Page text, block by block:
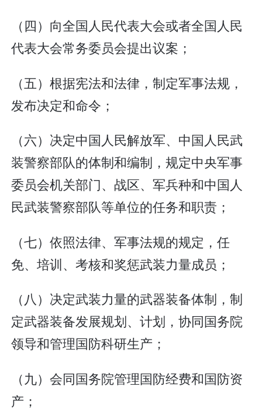
（四）向全国人民代表大会或者全国人民
代表大会常务委员会提出议案；
（五）根据宪法和法律，制定军事法规，
发布决定和命令；
（六）决定中国人民解放军、中国人民武
装警察部队的体制和编制，规定中央军事
委员会机关部门、战区、军兵种和中国人
民武装警察部队等单位的任务和职责；
（七）依照法律、军事法规的规定，任
免、培训、考核和奖惩武装力量成员；
（八）决定武装力量的武器装备体制，制
定武器装备发展规划、计划，协同国务院
领导和管理国防科研生产；
（九）会同国务院管理国防经费和国防资
产；